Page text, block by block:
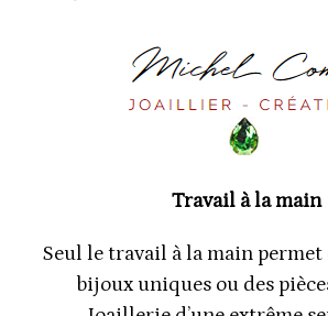
Travail à la main
Seul le travail à la main permet
bijoux uniques ou des